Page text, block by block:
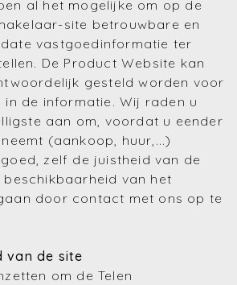
al het mogelijke om op de
site betrouwbare en
vastgoedinformatie ter
De Product Website kan
gesteld worden voor
in de informatie. Wij raden u
aan om, voordat u eender
(aankoop, huur,...)
zelf de juistheid van de
van het
door contact met ons op te
van de site
om de Telen